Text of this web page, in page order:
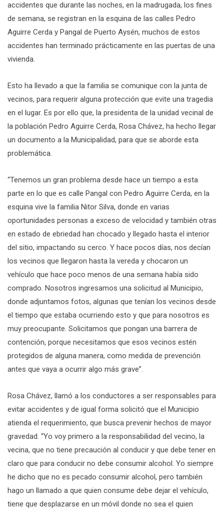
accidentes que durante las noches, en la madrugada, los fines
de semana, se registran en la esquina de las calles Pedro
Aguirre Cerda y Pangal de Puerto Aysén, muchos de estos
accidentes han terminado prácticamente en las puertas de una
vivienda.
Esto ha llevado a que la familia se comunique con la junta de
vecinos, para requerir alguna protección que evite una tragedia
en el lugar. Es por ello que, la presidenta de la unidad vecinal de
la población Pedro Aguirre Cerda, Rosa Chávez, ha hecho llegar
un documento a la Municipalidad, para que se aborde esta
problemática.
“Tenemos un gran problema desde hace un tiempo a esta
parte en lo que es calle Pangal con Pedro Aguirre Cerda, en la
esquina vive la familia Nitor Silva, donde en varias
oportunidades personas a exceso de velocidad y también otras
en estado de ebriedad han chocado y llegado hasta el interior
del sitio, impactando su cerco. Y hace pocos días, nos decían
los vecinos que llegaron hasta la vereda y chocaron un
vehículo que hace poco menos de una semana había sido
comprado. Nosotros ingresamos una solicitud al Municipio,
donde adjuntamos fotos, algunas que tenían los vecinos desde
el tiempo que estaba ocurriendo esto y que para nosotros es
muy preocupante. Solicitamos que pongan una barrera de
contención, porque necesitamos que esos vecinos estén
protegidos de alguna manera, como medida de prevención
antes que vaya a ocurrir algo más grave”.
Rosa Chávez, llamó a los conductores a ser responsables para
evitar accidentes y de igual forma solicitó que el Municipio
atienda el requerimiento, que busca prevenir hechos de mayor
gravedad. “Yo voy primero a la responsabilidad del vecino, la
vecina, que no tiene precaución al conducir y que debe tener en
claro que para conducir no debe consumir alcohol. Yo siempre
he dicho que no es pecado consumir alcohol, pero también
hago un llamado a que quien consume debe dejar el vehículo,
tiene que desplazarse en un móvil donde no sea el quien